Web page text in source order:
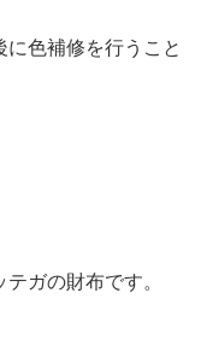
に色補修を行うこと
ガの財布です。